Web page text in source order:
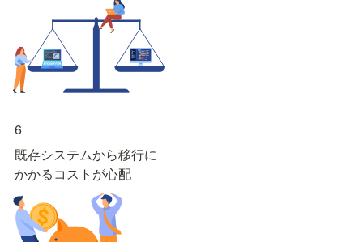
6
既存システムから移行に
かかるコストが心配